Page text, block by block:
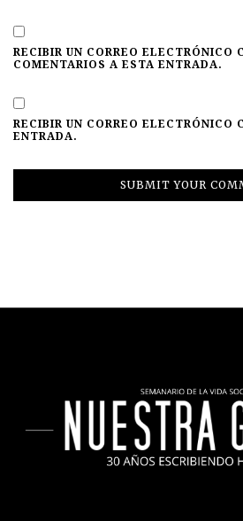
RECIBIR UN CORREO ELECTRÓNICO
COMENTARIOS A ESTA ENTRADA.
RECIBIR UN CORREO ELECTRÓNICO
ENTRADA.